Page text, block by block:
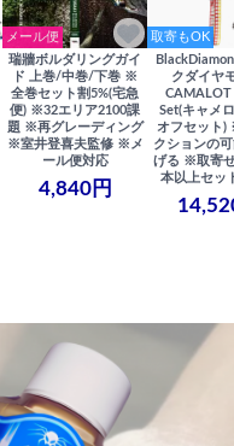
メール便
瑞牆ボルダリングガイ
ド 上巻/中巻/下巻 ※
全巻セット割5%(宅急
便) ※32エリア2100課
題 ※再グレーディング
※室井登喜夫監修 ※メ
ール便対応
4,840円
取寄もOK
クダイヤ
Set(キャメ
オフセット)
クションの
げる ※取寄
本以上セッ